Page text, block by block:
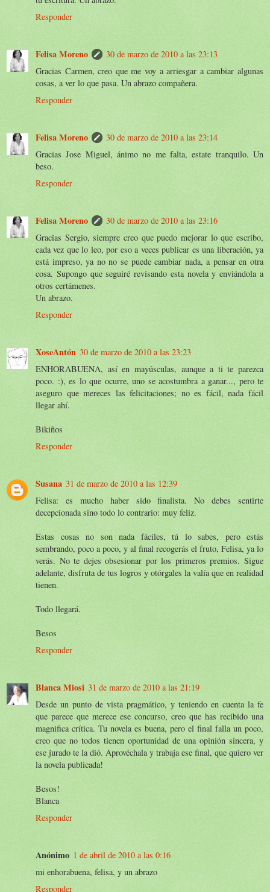
Responder
Felisa Moreno
30 de marzo de 2010 a las 23:13
Gracias Carmen, creo que me voy a arriesgar a cambiar algunas
cosas, a ver lo que pasa. Un abrazo compañera.
Responder
Felisa Moreno
30 de marzo de 2010 a las 23:14
Gracias Jose Miguel, ánimo no me falta, estate tranquilo. Un
beso.
Responder
Felisa Moreno
30 de marzo de 2010 a las 23:16
Gracias Sergio, siempre creo que puedo mejorar lo que escribo,
cada vez que lo leo, por eso a veces publicar es una liberación, ya
está impreso, ya no no se puede cambiar nada, a pensar en otra
cosa. Supongo que seguiré revisando esta novela y enviándola a
otros certámenes.
Un abrazo.
Responder
XoseAntón 30 de marzo de 2010 a las 23:23
ENHORABUENA, así en mayúsculas, aunque a ti te parezca
poco. :), es lo que ocurre, uno se acostumbra a ganar..., pero te
aseguro que mereces las felicitaciones; no es fácil, nada fácil
llegar ahí.
Bikiños
Responder
Susana 31 de marzo de 2010 a las 12:39
Felisa: es mucho haber sido finalista. No debes sentirte
decepcionada sino todo lo contrario: muy feliz.
Estas cosas no son nada fáciles, tú lo sabes, pero estás
sembrando, poco a poco, y al final recogerás el fruto, Felisa, ya lo
verás. No te dejes obsesionar por los primeros premios. Sigue
adelante, disfruta de tus logros y otórgales la valía que en realidad
tienen.
Todo llegará.
Besos
Responder
Blanca Miosi 31 de marzo de 2010 a las 21:19
Desde un punto de vista pragmático, y teniendo en cuenta la fe
que parece que merece ese concurso, creo que has recibido una
magnifica crítica. Tu novela es buena, pero el final falla un poco,
creo que no todos tienen oportunidad de una opinión sincera, y
ese jurado te la dió. Aprovéchala y trabaja ese final, que quiero ver
la novela publicada!
Besos!
Blanca
Responder
Anónimo 1 de abril de 2010 a las 0:16
mi enhorabuena, felisa, y un abrazo
Responder